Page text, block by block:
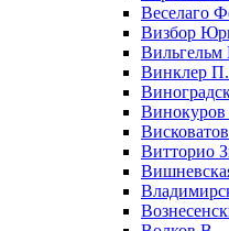
Веселаго
Визбор
Вильгельм
Винклер
Витторио